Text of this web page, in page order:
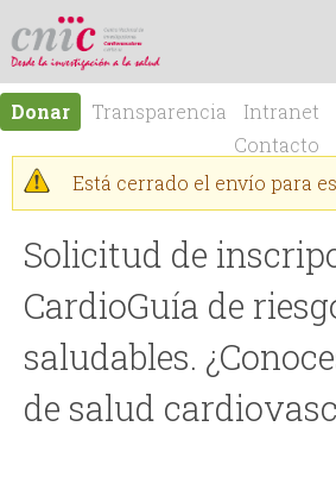
logotipo
En
gli
sh
Es
pa
ño
l
F
o
r
u
l
a
Donar Transparencia
Intranet
Contacto
s
Está cerrado el envío para
Solicitud de
CardioGuía de
saludables.
de salud